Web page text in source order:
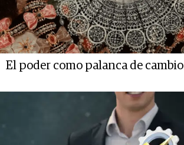
El poder como palanca de cambio